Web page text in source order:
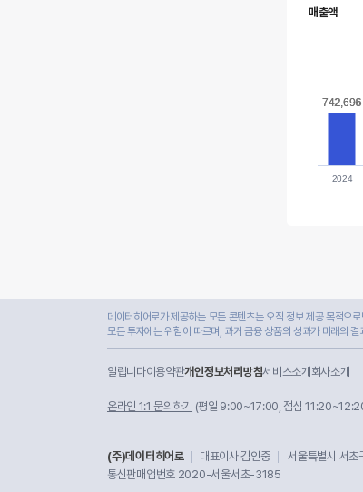
매출액
742,696
742,696
2024
데이터히어로가 제공하는 모든 콘텐츠는 오직 정보 제공 목적으
모든 투자에는 위험이 따르며, 과거 금융 상품의 성과가 미래의
알립니다이용약관개인정보처리방침서비스소개 회사소개
온라인 1:1 문의하기 (평일 9:00~17:00, 점심
(주)데이터히어로 대표이사 김인중 서울특별시 서초
통신판매업번호 2020-서울서초-3185